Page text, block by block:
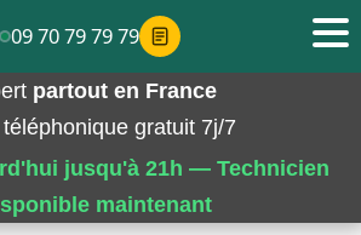
partout en France
gratuit 7j/7
jusqu'à 21h — Technicien
maintenant
09 70 79 79 79